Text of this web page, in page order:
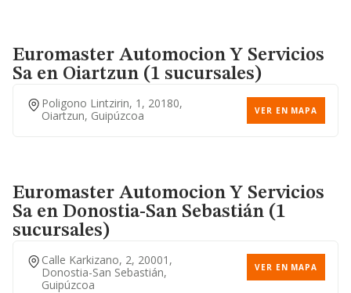
Euromaster Automocion Y Servicios
Saen Oiartzun (1 sucursales)
Poligono Lintzirin, 1, 20180,
Oiartzun, Guipúzcoa
VER EN MAPA
Euromaster Automocion Y Servicios
Saen Donostia-San Sebastián (1
sucursales)
Calle Karkizano, 2, 20001,
Donostia-San Sebastián,
Guipúzcoa
VER EN MAPA